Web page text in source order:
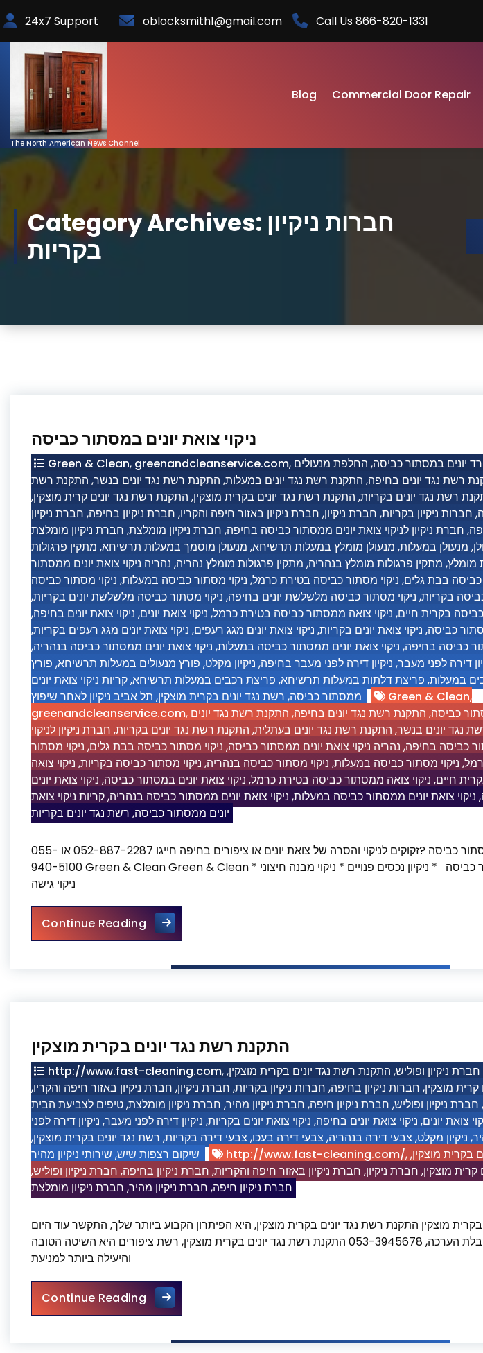
to
Content
24x7 Support oblocksmith1@gmail.com Call Us 866-820-1331
The North American News Channel
Blog Commercial Door Repair
Category Archives: חברות ניקיון
בקריות
ניקוי צואת יונים במסתור כביסה
Green & Clean, greenandcleanservice.com, יונים במסתור כביסה, החלפת מנעולים
רשת נגד יונים בחיפה, התקנת רשת נגד יונים במעלות, התקנת רשת נגד יונים בנשר, התקנת רשת
רשת נגד יונים בקריות, התקנת רשת נגד יונים בקרית מוצקין, התקנת רשת נגד יונים קרית מוצקין,
, חברות ניקיון בקריות, חברת ניקיון, חברת ניקיון באזור חיפה והקריו, חברת ניקיון בחיפה, חברת ניקיון
, חברת ניקיון לניקוי צואת יונים ממסתור כביסה בחיפה, חברת ניקיון מומלצת, חברת ניקיון מומלצת
, מנעולן במעלות, מנעולן מומלץ במעלות תרשיחא, מנעולן מוסמך במעלות תרשיחא, מתקין פרגולות
מומלץ, מתקין פרגולות מומלץ בנהריה, מתקין פרגולות מומלץ נהריה, נהריה ניקוי צואת יונים ממסתור
כביסה בבת גלים, ניקוי מסתור כביסה בטירת כרמל, ניקוי מסתור כביסה במעלות, ניקוי מסתור כביסה
בקריות, ניקוי מסתור כביסה מלשלשת יונים בחיפה, ניקוי מסתור כביסה מלשלשת יונים בקריות,
בקרית חיים, ניקוי צואה ממסתור כביסה בטירת כרמל, ניקוי צואת יונים, ניקוי צואת יונים בחיפה,
כביסה, ניקוי צואת יונים בקריות, ניקוי צואת יונים מגג רעפים, ניקוי צואת יונים מגג רעפים בקריות,
כביסה בחיפה, ניקוי צואת יונים ממסתור כביסה במעלות, ניקוי צואת יונים ממסתור כביסה בנהריה,
דירה לפני מעבר, ניקיון דירה לפני מעבר בחיפה, ניקיון מקלט, פורץ מנעולים במעלות תרשיחא, פורץ
במעלות, פריצת דלתות במעלות תרשיחא, פריצת רכבים במעלות תרשיחא,קריות ניקוי צואת יונים
ממסתור כביסה, רשת נגד יונים בקרית מוצקין, תל אביב ניקיון לאחר שיפוץ Green & Clean,
greenandcleanservice.com, כביסה, התקנת רשת נגד יונים בחיפה, התקנת רשת נגד יונים
נגד יונים בנשר, התקנת רשת נגד יונים בעתלית, התקנת רשת נגד יונים בקריות, חברת ניקיון לניקוי
כביסה בחיפה, נהריה ניקוי צואת יונים ממסתור כביסה, ניקוי מסתור כביסה בבת גלים, ניקוי מסתור
, ניקוי מסתור כביסה במעלות, ניקוי מסתור כביסה בנהריה, ניקוי מסתור כביסה בקריות, ניקוי צואה
חיים, ניקוי צואה ממסתור כביסה בטירת כרמל, ניקוי צואת יונים במסתור כביסה, ניקוי צואת יונים
, ניקוי צואת יונים ממסתור כביסה במעלות, ניקוי צואת יונים ממסתור כביסה בנהריה,קריות ניקוי צואת
יונים ממסתור כביסה, רשת נגד יונים בקריות
ניקוי צואת יונים במסתור כביסה ?זקוקים לניקוי והסרה של צואת יונים או ציפורים בחיפה חייגו 052-887-2287 או 055-
940-5100 Green & Clean Green & Clean ניקוי צואת יונים במסתור כביסה * ניקיון נכסים פנויים * ניקוי מבנה חיצוני *
ניקוי גישה
Continue Readingניקוי צואת יונים במסתור כביסה
התקנת רשת נגד יונים בקרית מוצקין
http://www.fast-cleaning.com, ניקיון ופוליש, התקנת רשת נגד יונים בקרית מוצקין,
מוצקין, חברות ניקיון בחיפה, חברות ניקיון בקריות, חברת ניקיון, חברת ניקיון באזור חיפה והקריו,
, חברת ניקיון ופוליש, חברת ניקיון חיפה, חברת ניקיון מהיר, חברת ניקיון מומלצת,טיפים לצביעת הבית
צואת יונים, ניקוי צואת יונים בחיפה, ניקוי צואת יונים בקריות, ניקיון דירה לפני מעבר, ניקיון דירה לפני
, ניקיון מקלט, צבעי דירה בנהריה, צבעי דירה בעכו, צבעי דירה בקריות, רשת נגד יונים בקרית מוצקין,
שיקום רצפות שיש, שירותי ניקיון מהיר http://www.fast-cleaning.com/, בקרית מוצקין,
מוצקין, חברת ניקיון, חברת ניקיון באזור חיפה והקריות, חברת ניקיון בחיפה, חברת ניקיון ופוליש,
חברת ניקיון חיפה, חברת ניקיון מהיר, חברת ניקיון מומלצת
מוצקין התקנת רשת נגד יונים בקרית מוצקין, היא הפיתרון הקבוע ביותר שלך, התקשר עוד היום
לחברת ניקיון מהיר לקבלת הערכה, 053-3945678 התקנת רשת נגד יונים בקרית מוצקין, רשת ציפורים היא השיטה הטובה
והיעילה ביותר למניעת
Continue Readingהתקנת רשת נגד יונים בקרית מוצקין